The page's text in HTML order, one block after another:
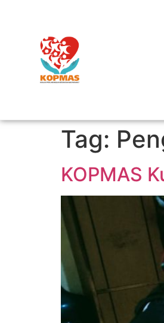
Tag:
KOPMAS